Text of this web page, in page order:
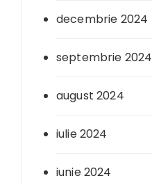
decembrie 2024
septembrie 2024
august 2024
iulie 2024
iunie 2024